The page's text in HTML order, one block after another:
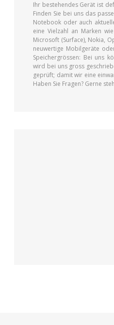
Ihr bestehendes Gerät ist
Finden Sie bei uns das
Notebook oder auch
eine Vielzahl an Marken
Microsoft (Surface), Nokia,
neuwertige Mobilgeräte
Speichergrössen: Bei uns
wird bei uns gross
geprüft; damit wir eine
Haben Sie Fragen? Gerne